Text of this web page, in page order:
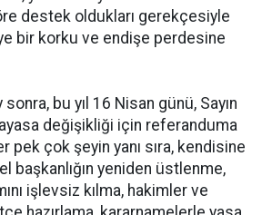
destek oldukları gerekçesiyle
bir korku ve endişe perdesine
bu yıl 16 Nisan günü, Sayın
değişikliği için referanduma
pek çok şeyin yanı sıra, kendisine
başkanlığın yeniden üstlenme,
işlevsiz kılma, hakimler ve